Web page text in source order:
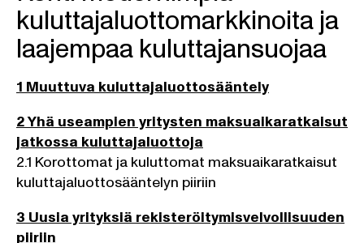
kuluttajaluottomarkkinoita ja
laajempaa kuluttajansuojaa
1 Muuttuva kuluttajaluottosääntely
2 Yhä useampien yritysten maksuaikaratkaisut
jatkossa kuluttajaluottoja
2.1 Korottomat ja kuluttomat maksuaikaratkaisut
kuluttajaluottosääntelyn piiriin
3 Uusia yrityksiä rekisteröitymisvelvollisuuden
piiriin